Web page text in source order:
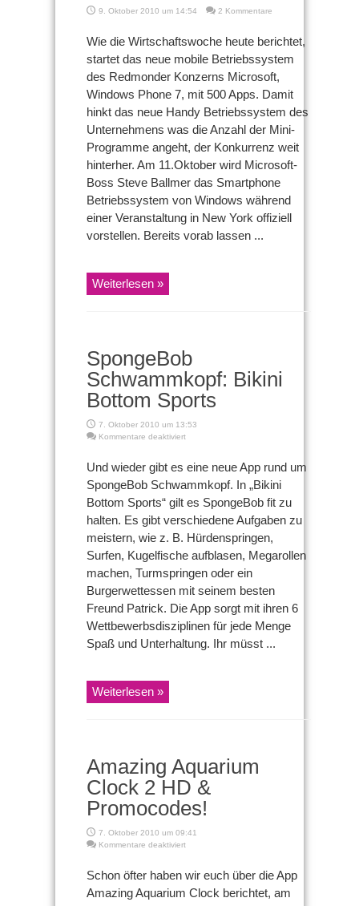
9. Oktober 2010 um 14:54 2 Kommentare
Wie die Wirtschaftswoche heute berichtet,
startet das neue mobile Betriebssystem
des Redmonder Konzerns Microsoft,
Windows Phone 7, mit 500 Apps. Damit
hinkt das neue Handy Betriebssystem des
Unternehmens was die Anzahl der Mini-
Programme angeht, der Konkurrenz weit
hinterher. Am 11.Oktober wird Microsoft-
Boss Steve Ballmer das Smartphone
Betriebssystem von Windows während
einer Veranstaltung in New York offiziell
vorstellen. Bereits vorab lassen ...
Weiterlesen »
SpongeBob
Schwammkopf: Bikini
Bottom Sports
7. Oktober 2010 um 13:53
Kommentare deaktiviertfür
Bikini
Bottom
Sports
Und wieder gibt es eine neue App rund um
SpongeBob Schwammkopf. In „Bikini
Bottom Sports“ gilt es SpongeBob fit zu
halten. Es gibt verschiedene Aufgaben zu
meistern, wie z. B. Hürdenspringen,
Surfen, Kugelfische aufblasen, Megarollen
machen, Turmspringen oder ein
Burgerwettessen mit seinem besten
Freund Patrick. Die App sorgt mit ihren 6
Wettbewerbsdisziplinen für jede Menge
Spaß und Unterhaltung. Ihr müsst ...
Weiterlesen »
Amazing Aquarium
Clock 2 HD &
Promocodes!
7. Oktober 2010 um 09:41
Kommentare deaktiviertfür
Clock
2
Schon öfter haben wir euch über die App
Amazing Aquarium Clock berichtet, am